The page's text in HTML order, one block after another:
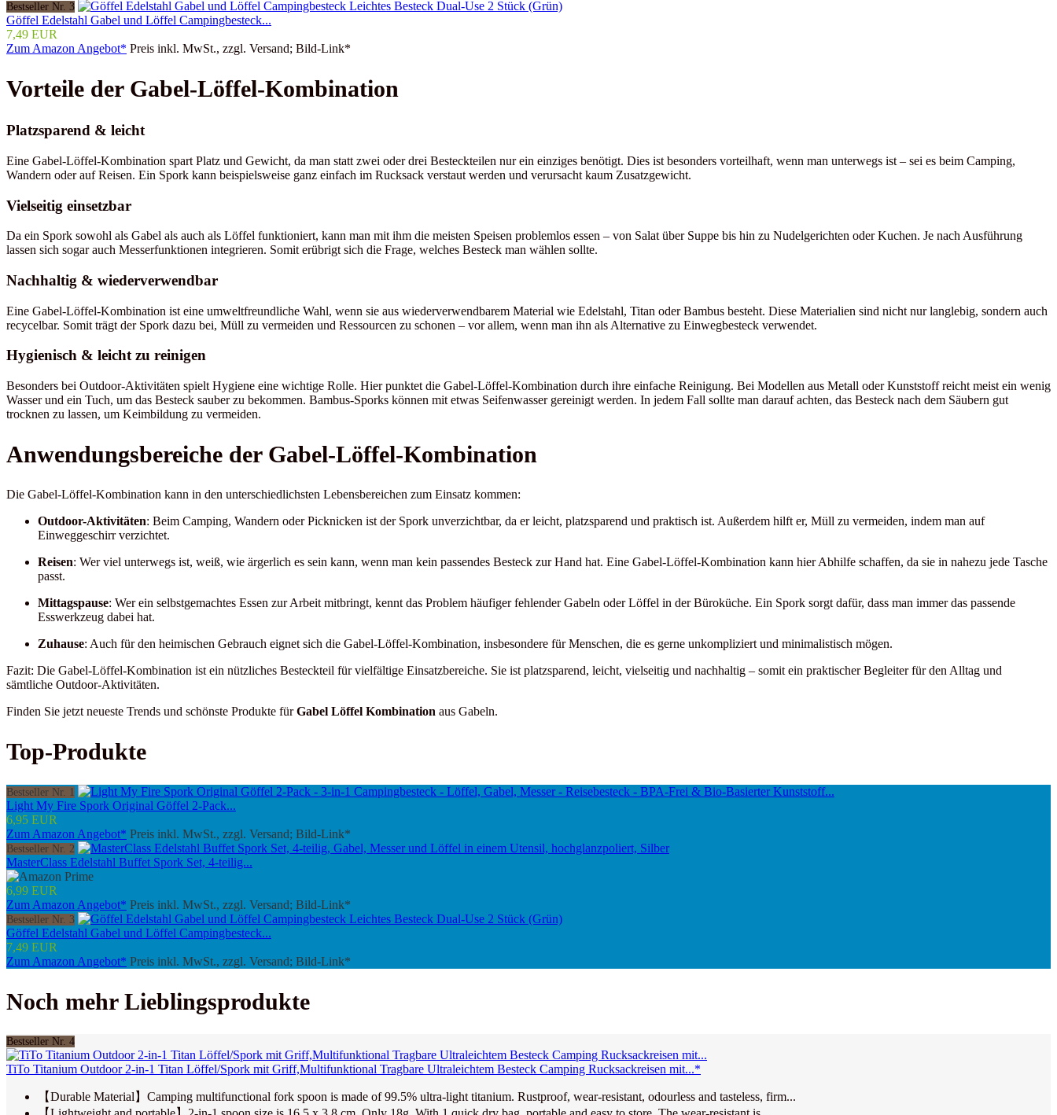
Bestseller Nr. 3
Göffel Edelstahl Gabel und Löffel Campingbesteck...
7,49 EUR
Zum Amazon Angebot* Preis inkl. MwSt., zzgl. Versand; Bild-Link*
Vorteile der Gabel-Löffel-Kombination
Platzsparend & leicht
Eine Gabel-Löffel-Kombination spart Platz und Gewicht, da man statt zwei oder drei Besteckteilen nur ein einziges benötigt. Dies ist besonders vorteilhaft, wenn man unterwegs ist – sei es beim Camping,
Wandern oder auf Reisen. Ein Spork kann beispielsweise ganz einfach im Rucksack verstaut werden und verursacht kaum Zusatzgewicht.
Vielseitig einsetzbar
Da ein Spork sowohl als Gabel als auch als Löffel funktioniert, kann man mit ihm die meisten Speisen problemlos essen – von Salat über Suppe bis hin zu Nudelgerichten oder Kuchen. Je nach Ausführung
lassen sich sogar auch Messerfunktionen integrieren. Somit erübrigt sich die Frage, welches Besteck man wählen sollte.
Nachhaltig & wiederverwendbar
Eine Gabel-Löffel-Kombination ist eine umweltfreundliche Wahl, wenn sie aus wiederverwendbarem Material wie Edelstahl, Titan oder Bambus besteht. Diese Materialien sind nicht nur langlebig, sondern auch
recycelbar. Somit trägt der Spork dazu bei, Müll zu vermeiden und Ressourcen zu schonen – vor allem, wenn man ihn als Alternative zu Einwegbesteck verwendet.
Hygienisch & leicht zu reinigen
Besonders bei Outdoor-Aktivitäten spielt Hygiene eine wichtige Rolle. Hier punktet die Gabel-Löffel-Kombination durch ihre einfache Reinigung. Bei Modellen aus Metall oder Kunststoff reicht meist ein wenig
Wasser und ein Tuch, um das Besteck sauber zu bekommen. Bambus-Sporks können mit etwas Seifenwasser gereinigt werden. In jedem Fall sollte man darauf achten, das Besteck nach dem Säubern gut
trocknen zu lassen, um Keimbildung zu vermeiden.
Anwendungsbereiche der Gabel-Löffel-Kombination
Die Gabel-Löffel-Kombination kann in den unterschiedlichsten Lebensbereichen zum Einsatz kommen:
Outdoor-Aktivitäten: Beim Camping, Wandern oder Picknicken ist der Spork unverzichtbar, da er leicht, platzsparend und praktisch ist. Außerdem hilft er, Müll zu vermeiden, indem man auf
Einweggeschirr verzichtet.
Reisen: Wer viel unterwegs ist, weiß, wie ärgerlich es sein kann, wenn man kein passendes Besteck zur Hand hat. Eine Gabel-Löffel-Kombination kann hier Abhilfe schaffen, da sie in nahezu jede Tasche
passt.
Mittagspause: Wer ein selbstgemachtes Essen zur Arbeit mitbringt, kennt das Problem häufiger fehlender Gabeln oder Löffel in der Büroküche. Ein Spork sorgt dafür, dass man immer das passende
Esswerkzeug dabei hat.
Zuhause: Auch für den heimischen Gebrauch eignet sich die Gabel-Löffel-Kombination, insbesondere für Menschen, die es gerne unkompliziert und minimalistisch mögen.
Fazit: Die Gabel-Löffel-Kombination ist ein nützliches Besteckteil für vielfältige Einsatzbereiche. Sie ist platzsparend, leicht, vielseitig und nachhaltig – somit ein praktischer Begleiter für den Alltag und
sämtliche Outdoor-Aktivitäten.
Finden Sie jetzt neueste Trends und schönste Produkte fürGabel Löffel Kombination aus Gabeln.
Top-Produkte
Bestseller Nr. 1
Light My Fire Spork Original Göffel 2-Pack...
6,95 EUR
Zum Amazon Angebot* Preis inkl. MwSt., zzgl. Versand; Bild-Link*
Bestseller Nr. 2
MasterClass Edelstahl Buffet Spork Set, 4-teilig...
6,99 EUR
Zum Amazon Angebot* Preis inkl. MwSt., zzgl. Versand; Bild-Link*
Bestseller Nr. 3
Göffel Edelstahl Gabel und Löffel Campingbesteck...
7,49 EUR
Zum Amazon Angebot* Preis inkl. MwSt., zzgl. Versand; Bild-Link*
Noch mehr Lieblingsprodukte
Bestseller Nr. 4
TiTo Titanium Outdoor 2-in-1 Titan Löffel/Spork mit Griff,Multifunktional Tragbare Ultraleichtem Besteck Camping Rucksackreisen mit...*
【Durable Material】Camping multifunctional fork spoon is made of 99.5% ultra-light titanium. Rustproof, wear-resistant, odourless and tasteless, firm...